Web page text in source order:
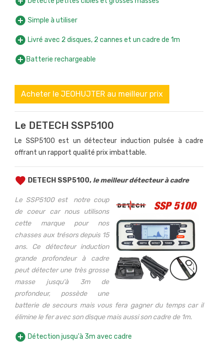
add_circle Simple à utiliser
add_circle Livré avec 2 disques, 2 cannes et un cadre de 1m
add_circle Batterie rechargeable
Acheter le JEOHUJTER au meilleur prix
Le DETECH SSP5100
Le SSP5100 est un détecteur induction pulsée à cadre
offrant un rapport qualité prix imbattable.
favorite DETECH SSP5100, le meilleur détecteur à cadre
Le SSP5100 est notre coup
de coeur car nous utilisons
cette marque pour nos
chasses aux trésors depuis 15
ans. Ce détecteur induction
grande profondeur à cadre
peut détecter une très grosse
masse jusqu'à 3m de
profondeur, possède une
batterie de secours mais vous fera gagner du temps car il
élimine le fer avec son disque mais aussi son cadre de 1m.
add_circle Détection jusqu'à 3m avec cadre